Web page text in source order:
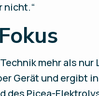
nicht.“
mehr als nur
Gerät und ergibt
des Picea-